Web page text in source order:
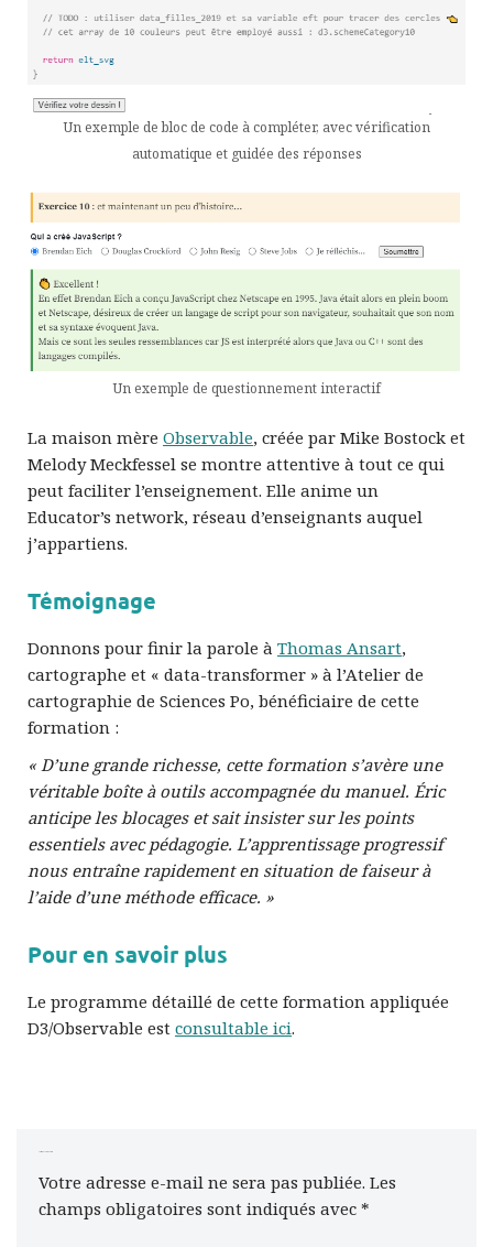
Un exemple de bloc de code à compléter, avec vérification
automatique et guidée des réponses
Un exemple de questionnement interactif
La maison mère Observable, créée par Mike Bostock et
Melody Meckfessel se montre attentive à tout ce qui
peut faciliter l’enseignement. Elle anime un
Educator’s network, réseau d’enseignants auquel
j’appartiens.
Témoignage
Donnons pour finir la parole à Thomas Ansart,
cartographe et « data-transformer » à l’Atelier de
cartographie de Sciences Po, bénéficiaire de cette
formation :
« D’une grande richesse, cette formation s’avère une
véritable boîte à outils accompagnée du manuel. Éric
anticipe les blocages et sait insister sur les points
essentiels avec pédagogie. L’apprentissage progressif
nous entraîne rapidement en situation de faiseur à
l’aide d’une méthode efficace. »
Pour en savoir plus
Le programme détaillé de cette formation appliquée
D3/Observable est consultable ici.
Votre adresse e-mail ne sera pas publiée. Les
champs obligatoires sont indiqués avec *